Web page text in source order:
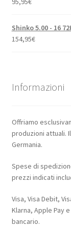
Shinko 5.00 - 16
154,95€
Informazioni
Offriamo
produzioni attuali.
Germania.
Spese di
prezzi indicati
Visa, Visa Debit,
Klarna, Apple Pay
bancario.